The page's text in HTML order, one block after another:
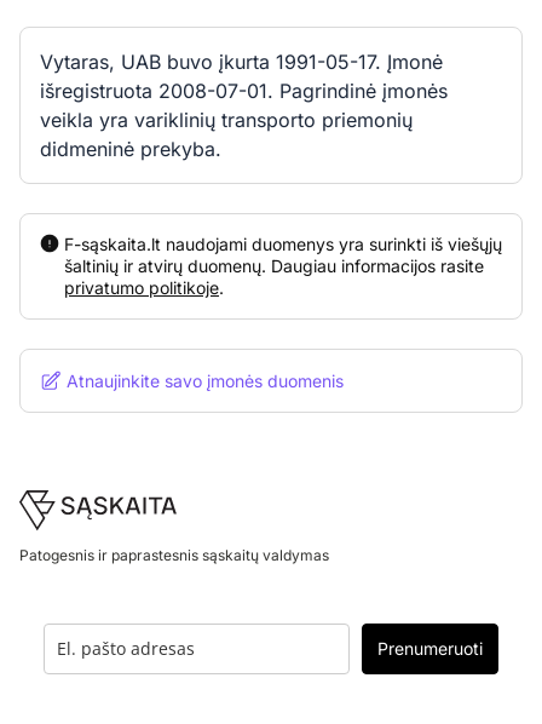
Vytaras, UAB buvo įkurta 1991-05-17. Įmonė
išregistruota 2008-07-01. Pagrindinė įmonės
veikla yra variklinių transporto priemonių
didmeninė prekyba.
F-sąskaita.lt naudojami duomenys yra surinkti iš viešųjų
šaltinių ir atvirų duomenų. Daugiau informacijos rasite
privatumo politikoje.
Atnaujinkite savo įmonės duomenis
Footer
Patogesnis ir paprastesnis sąskaitų valdymas
Prenumeruoti